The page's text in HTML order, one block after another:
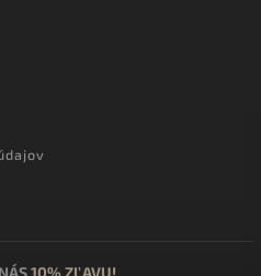
10% ZĽAVU!